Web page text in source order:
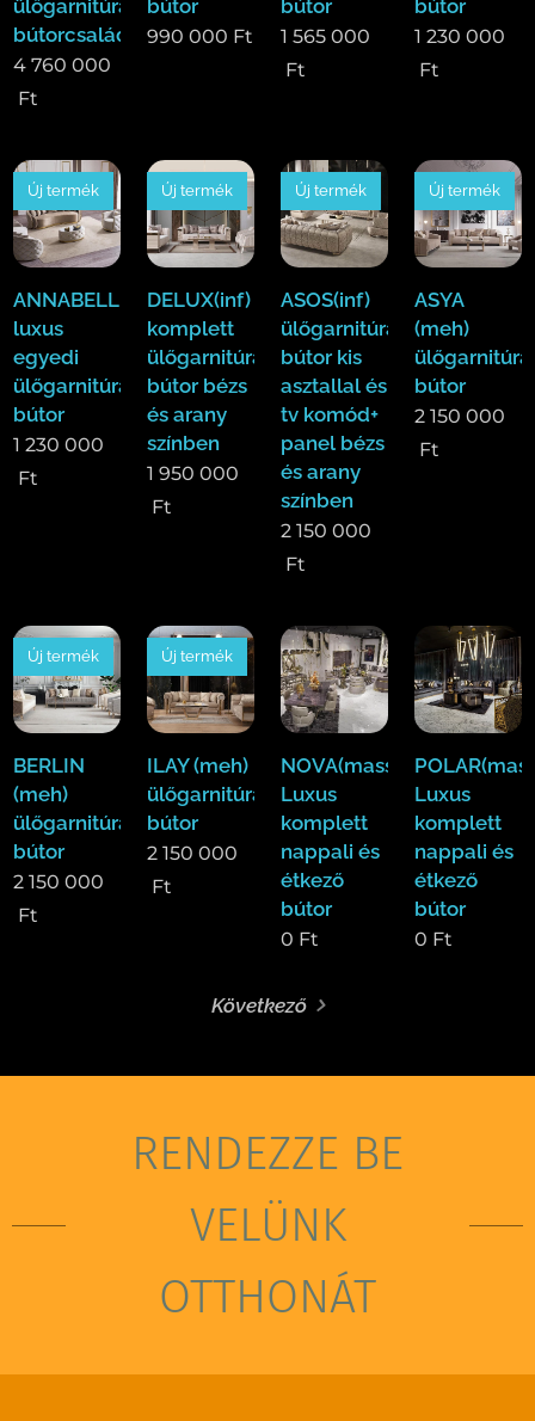
ülőgarnitúra,étkező
bútorcsalád!
4 760 000
Ft
bútor
990 000 Ft
bútor
1 565 000
Ft
bútor
1 230 000
Ft
ANNABELLE(ode)
luxus
egyedi
ülőgarnitúra
bútor
Új termék
1 230 000
Ft
DELUX(inf)
komplett
ülőgarnitúra
bútor bézs
és arany
színben
Új termék
1 950 000
Ft
ASOS(inf)
ülőgarnitúra
bútor kis
asztallal és
tv komód+
panel bézs
és arany
színben
Új termék
2 150 000
Ft
ASYA
(meh)
ülőgarnitúra
bútor
Új termék
2 150 000
Ft
BERLIN
(meh)
ülőgarnitúra
bútor
Új termék
2 150 000
Ft
ILAY (meh)
ülőgarnitúra
bútor
Új termék
2 150 000
Ft
NOVA(mass)
Luxus
komplett
nappali és
étkező
bútor
0 Ft
Luxus
komplett
nappali és
étkező
bútor
0 Ft
Következő
RENDEZZE BE
VELÜNK
OTTHONÁT